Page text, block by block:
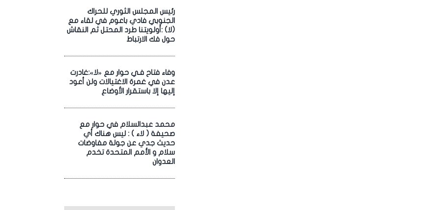
رئيس المجلس الثوري للحراك
الجنوبي فادي باعوم في لقاء مع
(لا) :أولويتنا طرد المحتل ثم النقاش
حول فك الارتباط
وفاء فتاح فـي حوار مع «لا»:غادرت
عدن في غمرة الاغتيالات ولن أعود
إليها إلا باستقرار الأوضاع
محمد عبدالسلام في حوار مع
صحيفة ( لاء ) : ليس هناك أي
حديث جدي عن جولة مفاوضات
سلام و الأمم المتحدة تخدم
العدوان